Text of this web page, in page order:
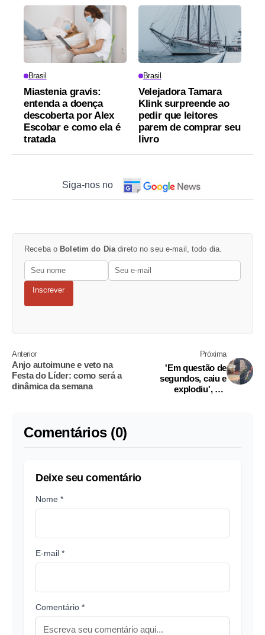
Brasil
Miastenia gravis:
entenda a doença
descoberta por Alex
Escobar e como ela é
tratada
Brasil
Velejadora Tamara
Klink surpreende ao
pedir que leitores
parem de comprar seu
livro
Siga-nos no
Receba o Boletim do Diadireto no seu e-mail, todo dia.
Inscrever
Anterior
Anjo autoimune e veto na
Festa do Líder: como será a
dinâmica da semana
Próxima
'Em questão de
segundos, caiu e
explodiu', diz
Comentários (0)
Deixe seu comentário
Nome *
E-mail *
Comentário *